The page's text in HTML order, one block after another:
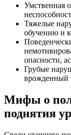
Умственная
Тяжелые
обучению и
опасности,
Грубые
врожденный
Мифы о
поднятия